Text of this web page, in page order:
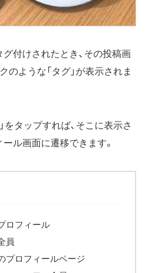
付けされたとき、その投稿画
のような「タグ」が表示されま
をタップすれば、そこに表示さ
ル画面に遷移できます。
ロフィール
員
プロフィールページ